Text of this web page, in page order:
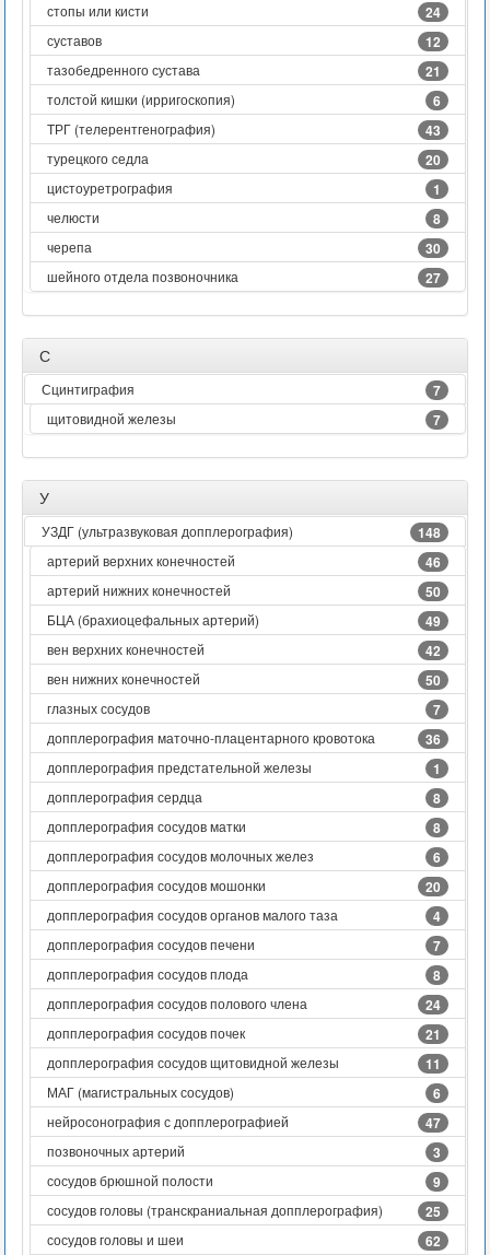
стопы или кисти 24
суставов 12
тазобедренного сустава 21
толстой кишки (ирригоскопия) 6
ТРГ (телерентгенография) 43
турецкого седла 20
цистоуретрография 1
челюсти 8
черепа 30
шейного отдела позвоночника 27
С
Сцинтиграфия 7
щитовидной железы 7
У
УЗДГ (ультразвуковая допплерография) 148
артерий верхних конечностей 46
артерий нижних конечностей 50
БЦА (брахиоцефальных артерий) 49
вен верхних конечностей 42
вен нижних конечностей 50
глазных сосудов 7
допплерография маточно-плацентарного кровотока 36
допплерография предстательной железы 1
допплерография сердца 8
допплерография сосудов матки 8
допплерография сосудов молочных желез 6
допплерография сосудов мошонки 20
допплерография сосудов органов малого таза 4
допплерография сосудов печени 7
допплерография сосудов плода 8
допплерография сосудов полового члена 24
допплерография сосудов почек 21
допплерография сосудов щитовидной железы 11
МАГ (магистральных сосудов) 6
нейросонография с допплерографией 47
позвоночных артерий 3
сосудов брюшной полости 9
сосудов головы (транскраниальная допплерография) 25
сосудов головы и шеи 62